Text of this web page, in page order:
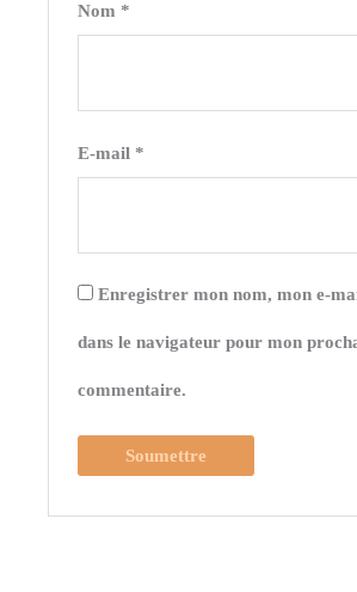
Nom *
E-mail *
Enregistrer mon nom, mon e-
dans le navigateur pour mon
commentaire.